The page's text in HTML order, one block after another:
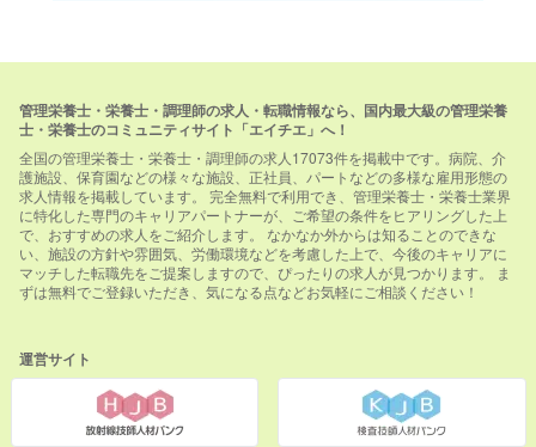
管理栄養士・栄養士・調理師の求人・転職情報なら、国内最大級の管理栄養
士・栄養士のコミュニティサイト「エイチエ」へ！
全国の管理栄養士・栄養士・調理師の求人17073件を掲載中です。病院、介
護施設、保育園などの様々な施設、正社員、パートなどの多様な雇用形態の
求人情報を掲載しています。 完全無料で利用でき、管理栄養士・栄養士業界
に特化した専門のキャリアパートナーが、ご希望の条件をヒアリングした上
で、おすすめの求人をご紹介します。 なかなか外からは知ることのできな
い、施設の方針や雰囲気、労働環境などを考慮した上で、今後のキャリアに
マッチした転職先をご提案しますので、ぴったりの求人が見つかります。 ま
ずは無料でご登録いただき、気になる点などお気軽にご相談ください！
運営サイト